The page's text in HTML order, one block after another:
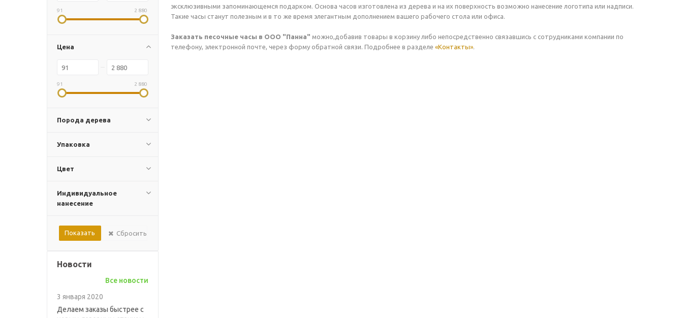
91 2 880
Цена
91 2 880
Порода дерева
Упаковка
Цвет
Индивидуальное
нанесение
Сбросить
Новости
Все новости
3 января 2020
Делаем заказы быстрее с
эксклюзивными запоминающемся подарком. Основа часов изготовлена из дерева и на их поверхность возможно нанесение логотипа или надписи.
Такие часы станут полезным и в то же время элегантным дополнением вашего рабочего стола или офиса.
Заказать песочные часы в ООО "Панна" можно,добавив товары в корзину либо непосредственно связавшись с сотрудниками компании по
телефону, электронной почте, через форму обратной связи. Подробнее в разделе «Контакты».